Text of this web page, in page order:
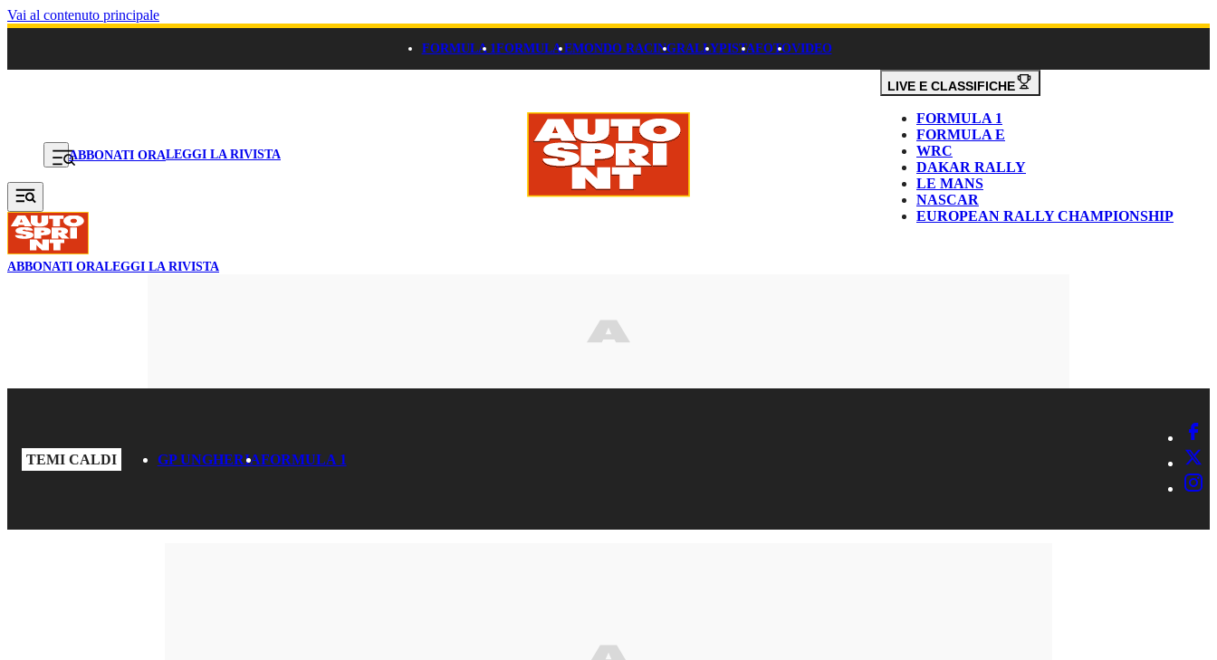
Vai al contenuto principale
FORMULA 1FORMULA EMONDO RACINGRALLYPISTAFOTOVIDEO
ABBONATI ORALEGGI LA RIVISTA
LIVE E CLASSIFICHE
FORMULA 1
FORMULA E
WRC
DAKAR RALLY
LE MANS
NASCAR
EUROPEAN RALLY CHAMPIONSHIP
ABBONATI ORALEGGI LA RIVISTA
TEMI CALDI GP UNGHERIAFORMULA 1